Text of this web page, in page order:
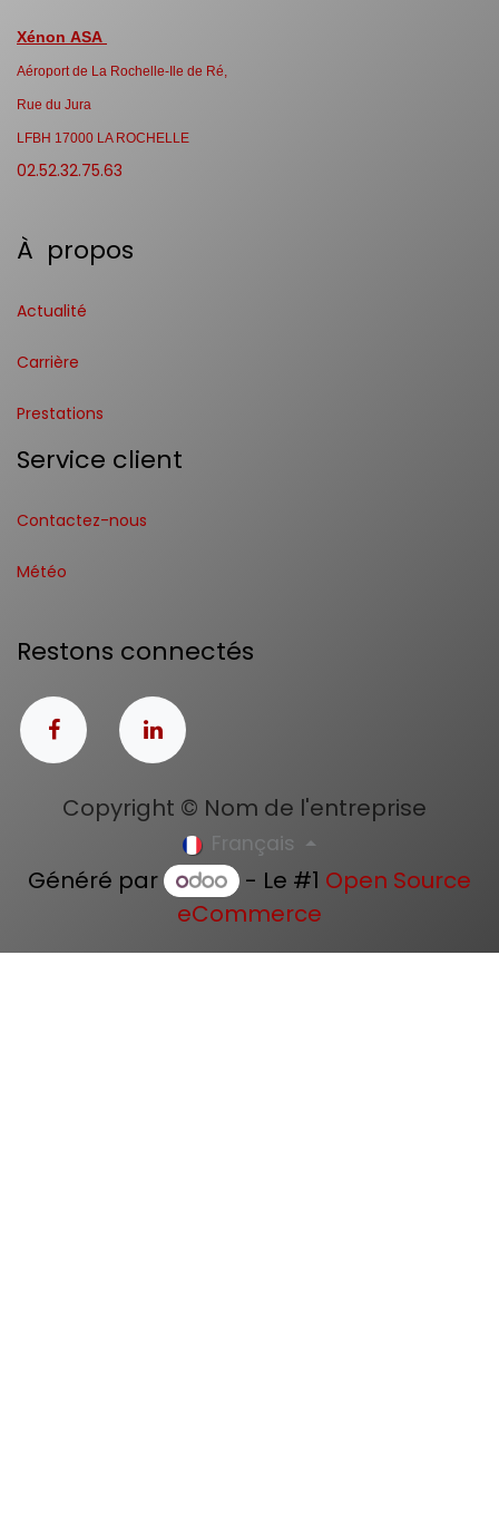
Xénon ASA
Aéroport de La Rochelle-Ile de Ré,
Rue du Jura
LFBH 17000 LA ROCHELLE
02.52.32.75.63
À propos
Actualité
Carrière
Prestations
Service client
Contactez-nous
Météo
Restons connectés
Copyright © Nom de l'entreprise
Français
Généré par - Le #1 Open Source
eCommerce